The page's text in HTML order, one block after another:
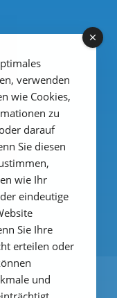
verwenden
wie Cookies,
zu
darauf
Sie diesen
wie Ihr
eindeutige
Sie Ihre
erteilen oder
und